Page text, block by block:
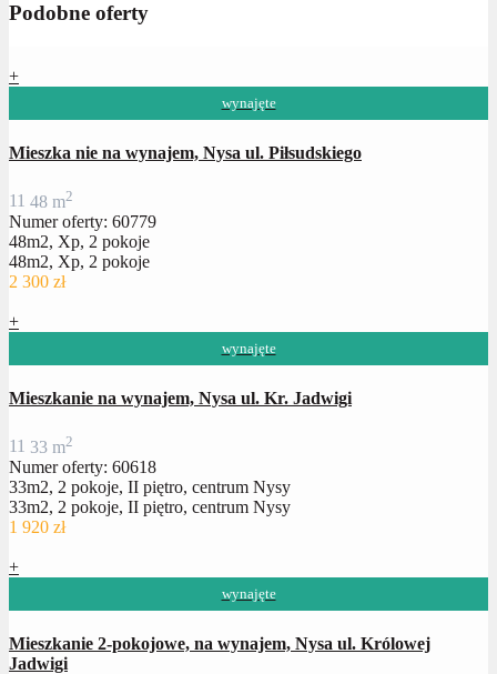
Podobne oferty
+
wynajęte
Mieszka nie na wynajem, Nysa ul. Piłsudskiego
11 48 m2
Numer oferty: 60779
48m2, Xp, 2 pokoje
48m2, Xp, 2 pokoje
2 300 zł
+
wynajęte
Mieszkanie na wynajem, Nysa ul. Kr. Jadwigi
11 33 m2
Numer oferty: 60618
33m2, 2 pokoje, II piętro, centrum Nysy
33m2, 2 pokoje, II piętro, centrum Nysy
1 920 zł
+
wynajęte
Mieszkanie 2-pokojowe, na wynajem, Nysa ul. Królowej
Jadwigi